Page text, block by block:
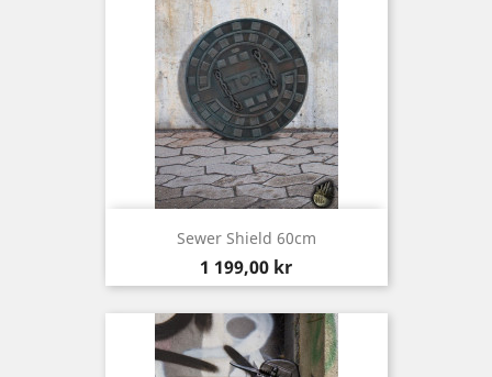
Sewer Shield 60cm
Pris
1 199,00 kr